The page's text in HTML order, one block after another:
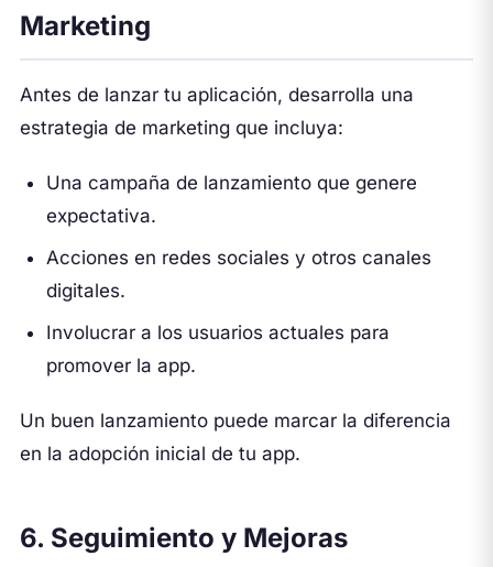
Marketing
Antes de lanzar tu aplicación, desarrolla una
estrategia de marketing que incluya:
Una campaña de lanzamiento que genere
expectativa.
Acciones en redes sociales y otros canales
digitales.
Involucrar a los usuarios actuales para
promover la app.
Un buen lanzamiento puede marcar la diferencia
en la adopción inicial de tu app.
6. Seguimiento y Mejoras